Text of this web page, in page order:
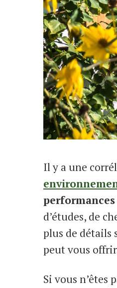
Il y a une
d’études, de
plus de détails
peut vous
Si vous n’êtes